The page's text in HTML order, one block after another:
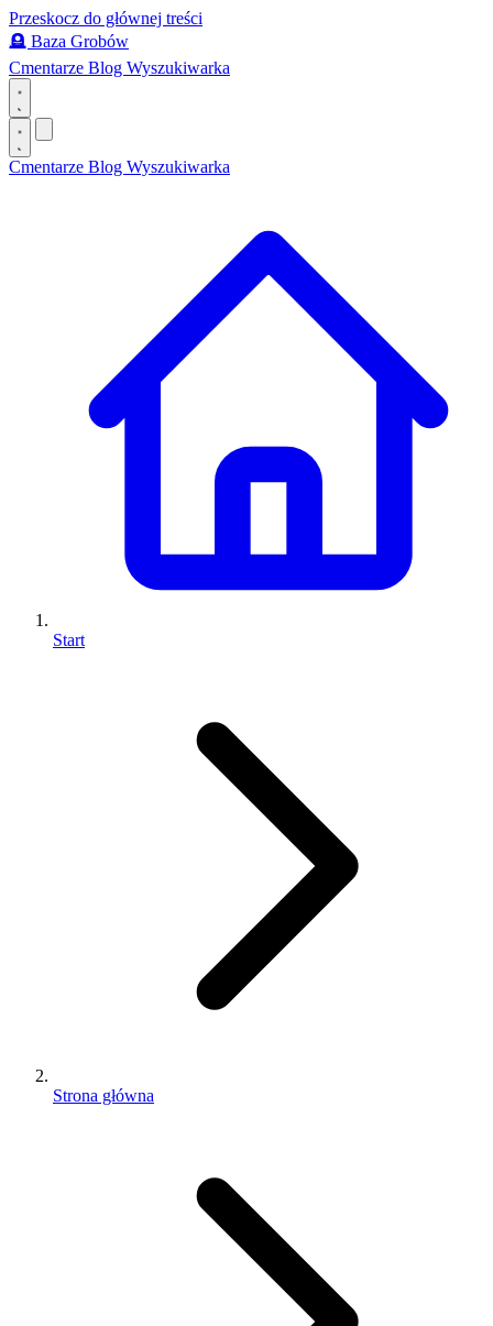
Przeskocz do głównej treści
🪦 Baza Grobów
Cmentarze Blog Wyszukiwarka
Cmentarze Blog Wyszukiwarka
Start
Strona główna